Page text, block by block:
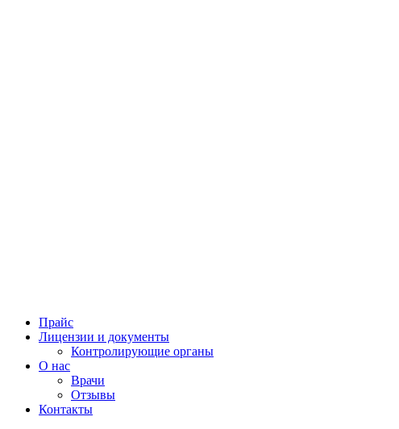
Прайс
Лицензии и документы
Контролирующие органы
О нас
Врачи
Отзывы
Контакты